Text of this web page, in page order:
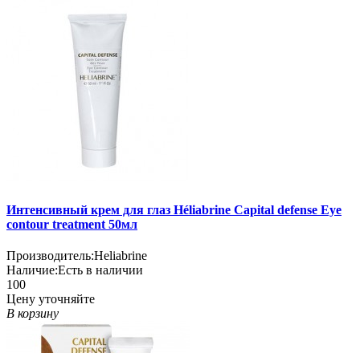
Интенсивный крем для глаз Héliabrine Capital defense Eye
contour treatment 50мл
Производитель:Heliabrine
Наличие:Есть в наличии
100
Цену уточняйте
В корзину